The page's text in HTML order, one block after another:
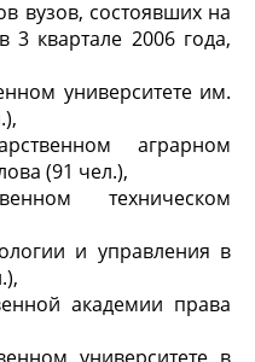
вузов, состоявших на
3 квартале 2006 года,
университете им.
аграрном
(91 чел.),
техническом
и управления в
академии права